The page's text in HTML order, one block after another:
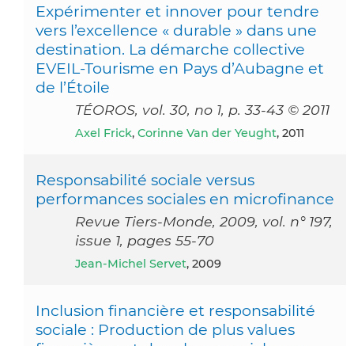
Expérimenter et innover pour tendre
vers l’excellence « durable » dans une
destination. La démarche collective
EVEIL-Tourisme en Pays d’Aubagne et
de l’Étoile
TÉOROS, vol. 30, no 1, p. 33-43 © 2011
Axel Frick, Corinne Van der Yeught, 2011
Responsabilité sociale versus
performances sociales en microfinance
Revue Tiers-Monde, 2009, vol. n° 197,
issue 1, pages 55-70
Jean-Michel Servet, 2009
Inclusion financière et responsabilité
sociale : Production de plus values